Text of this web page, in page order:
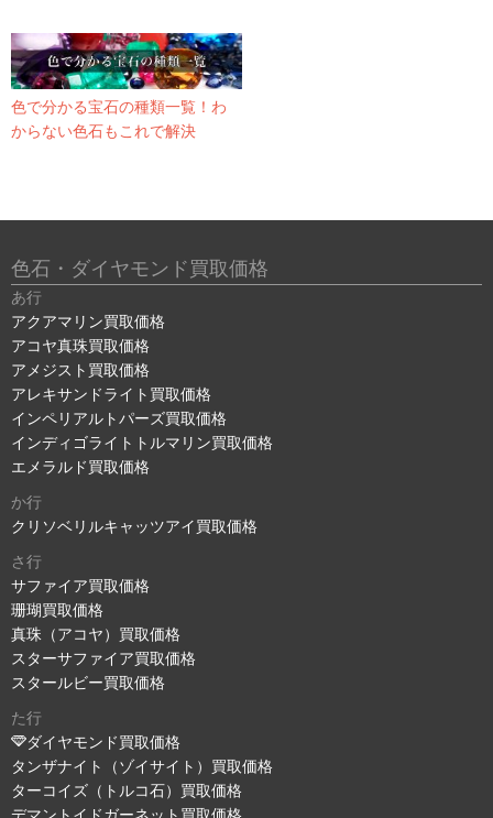
色で分かる宝石の種類一覧！わ
からない色石もこれで解決
色石・ダイヤモンド買取価格
あ行
アクアマリン買取価格
アコヤ真珠買取価格
アメジスト買取価格
アレキサンドライト買取価格
インペリアルトパーズ買取価格
インディゴライトトルマリン買取価格
エメラルド買取価格
か行
クリソベリルキャッツアイ買取価格
さ行
サファイア買取価格
珊瑚買取価格
真珠（アコヤ）買取価格
スターサファイア買取価格
スタールビー買取価格
た行
ダイヤモンド買取価格
タンザナイト（ゾイサイト）買取価格
ターコイズ（トルコ石）買取価格